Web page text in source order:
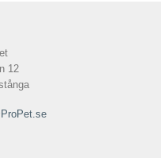
12